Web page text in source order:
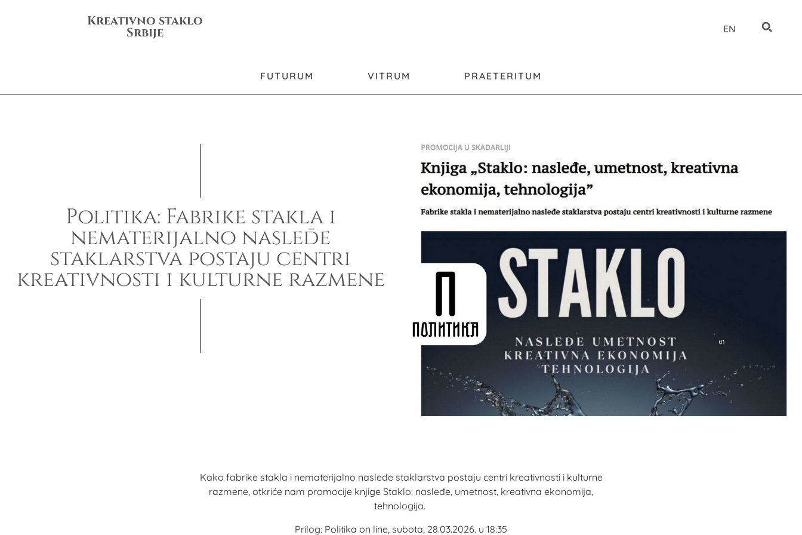
Kreativno staklo
Srbije EN
FUTURUM VITRUM PRAETERITUM
Politika: ​Fabrike stakla i
nematerijalno nasleđe
staklarstva postaju centri
kreativnosti i kulturne razmene
Kako fabrike stakla i nematerijalno nasleđe staklarstva postaju centri kreativnosti i kulturne
razmene, otkriće nam promocije knjige Staklo: nasleđe, umetnost, kreativna ekonomija,
tehnologija.
Prilog: Politika on line, subota, 28.03.2026. u 18:35